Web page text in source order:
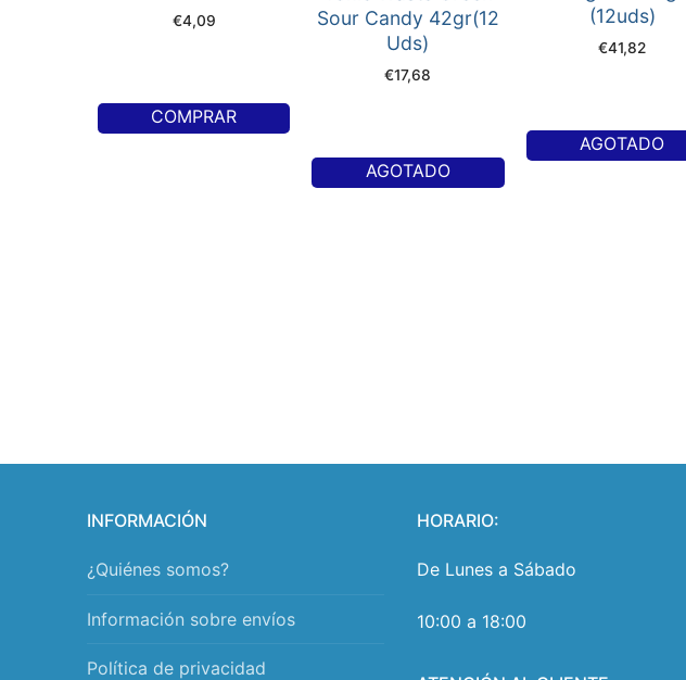
€4,09
COMPRAR
Sour Candy 42gr(12
Uds)
€17,68
AGOTADO
(12uds)
€41,82
AGOTADO
INFORMACIÓN
¿Quiénes somos?
Información sobre envíos
Política de privacidad
HORARIO:
De Lunes a Sábado
10:00 a 18:00